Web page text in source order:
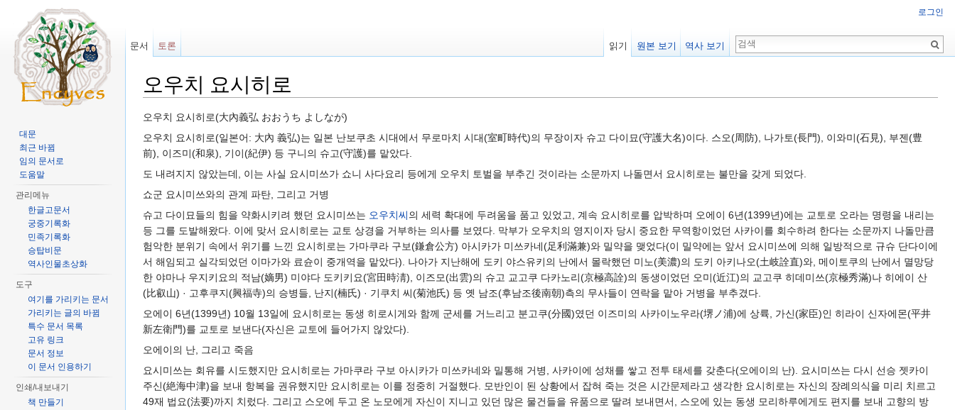
오우치 요시히로
오우치 요시히로(大內義弘 おおうち よしなが)
오우치 요시히로(일본어: 大內 義弘)는 일본 난보쿠초 시대에서 무로마치 시대(室町時代)의 무장이자 슈고 다이묘(守護大名)이다. 스오(周防), 나가토(長門), 이와미(石見), 부젠(豊
前), 이즈미(和泉), 기이(紀伊) 등 구니의 슈고(守護)를 맡았다.
도 내려지지 않았는데, 이는 사실 요시미쓰가 쇼니 사다요리 등에게 오우치 토벌을 부추긴 것이라는 소문까지 나돌면서 요시히로는 불만을 갖게 되었다.
쇼군 요시미쓰와의 관계 파탄, 그리고 거병
슈고 다이묘들의 힘을 약화시키려 했던 요시미쓰는 오우치씨의 세력 확대에 두려움을 품고 있었고, 계속 요시히로를 압박하며 오에이 6년(1399년)에는 교토로 오라는 명령을 내리는
등 그를 도발해왔다. 이에 맞서 요시히로는 교토 상경을 거부하는 의사를 보였다. 막부가 오우치의 영지이자 당시 중요한 무역항이었던 사카이를 회수하려 한다는 소문까지 나돌만큼
험악한 분위기 속에서 위기를 느낀 요시히로는 가마쿠라 구보(鎌倉公方) 아시카가 미쓰카네(足利滿兼)와 밀약을 맺었다(이 밀약에는 앞서 요시미쓰에 의해 일방적으로 규슈 단다이에
서 해임되고 실각되었던 이마가와 료슌이 중개역을 맡았다). 나아가 지난해에 도키 야스유키의 난에서 몰락했던 미노(美濃)의 도키 아키나오(土岐詮直)와, 메이토쿠의 난에서 멸망당
한 야마나 우지키요의 적남(嫡男) 미야다 도키키요(宮田時淸), 이즈모(出雲)의 슈고 교고쿠 다카노리(京極高詮)의 동생이었던 오미(近江)의 교고쿠 히데미쓰(京極秀滿)나 히에이 산
(比叡山) · 고후쿠지(興福寺)의 승병들, 난지(楠氏) · 기쿠치 씨(菊池氏) 등 옛 남조(후남조後南朝)측의 무사들이 연락을 맡아 거병을 부추겼다.
오에이 6년(1399년) 10월 13일에 요시히로는 동생 히로시게와 함께 군세를 거느리고 분고쿠(分國)였던 이즈미의 사카이노우라(堺ノ浦)에 상륙, 가신(家臣)인 히라이 신자에몬(平井
新左衛門)를 교토로 보낸다(자신은 교토에 들어가지 않았다).
오에이의 난, 그리고 죽음
요시미쓰는 회유를 시도했지만 요시히로는 가마쿠라 구보 아시카가 미쓰카네와 밀통해 거병, 사카이에 성채를 쌓고 전투 태세를 갖춘다(오에이의 난). 요시미쓰는 다시 선승 젯카이
주신(絶海中津)을 보내 항복을 권유했지만 요시히로는 이를 정중히 거절했다. 모반인이 된 상황에서 잡혀 죽는 것은 시간문제라고 생각한 요시히로는 자신의 장례의식을 미리 치르고
49재 법요(法要)까지 치렀다. 그리고 스오에 두고 온 노모에게 자신이 지니고 있던 많은 물건들을 유품으로 딸려 보내면서, 스오에 있는 동생 모리하루에게도 편지를 보내 고향의 방
로그인
문서 토론 읽기 원본 보기 역사 보기
대문
최근 바뀜
임의 문서로
도움말
관리메뉴
한글고문서
궁중기록화
민족기록화
승탑비문
역사인물초상화
도구
여기를 가리키는 문서
가리키는 글의 바뀜
특수 문서 목록
고유 링크
문서 정보
이 문서 인용하기
인쇄/내보내기
책 만들기